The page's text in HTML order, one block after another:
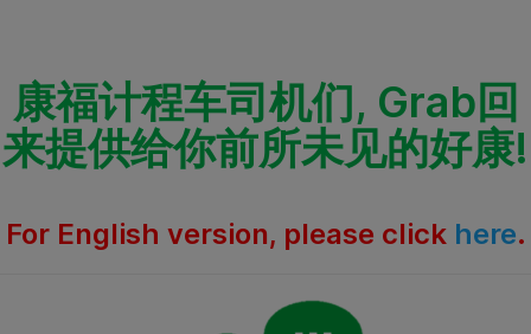
康福计程车司机们, Grab回
来提供给你前所未见的好康!
For English version, please click here.